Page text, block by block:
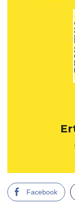
Facebook